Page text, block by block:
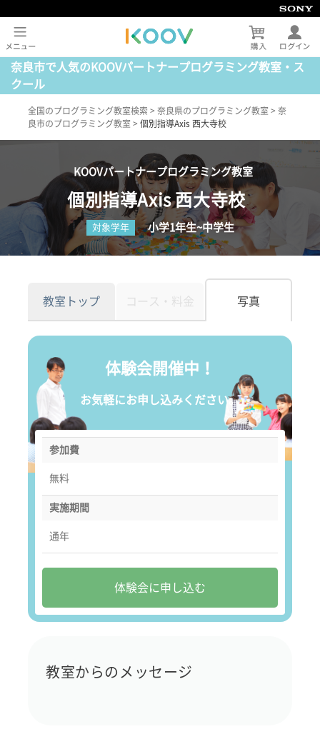
奈良市で人気のKOOVパートナープログラミング教室・ス
クール
全国のプログラミング教室検索 > 奈良県のプログラミング教室 > 奈
良市のプログラミング教室 > 個別指導Axis 西大寺校
KOOVパートナープログラミング教室
個別指導Axis 西大寺校
対象学年 小学1年生~中学生
教室トップ コース・料金 写真
体験会開催中！
お気軽にお申し込みください。
参加費
無料
実施期間
通年
体験会に申し込む
教室からのメッセージ